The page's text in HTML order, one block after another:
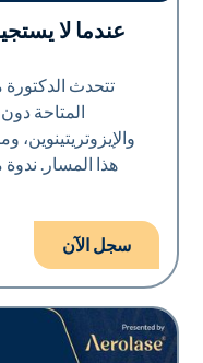
Neo Elite
عندما لا
تتحدث الدكتورة
المتاحة
سجل الآن